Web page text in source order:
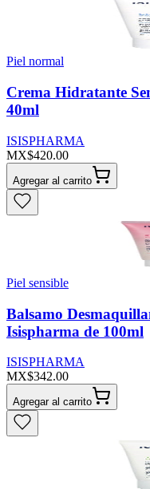
Piel normal
Crema Hidratante
40ml
ISISPHARMA
MX$420.00
Agregar al carrito
Piel sensible
Balsamo
Isispharma de 100ml
ISISPHARMA
MX$342.00
Agregar al carrito